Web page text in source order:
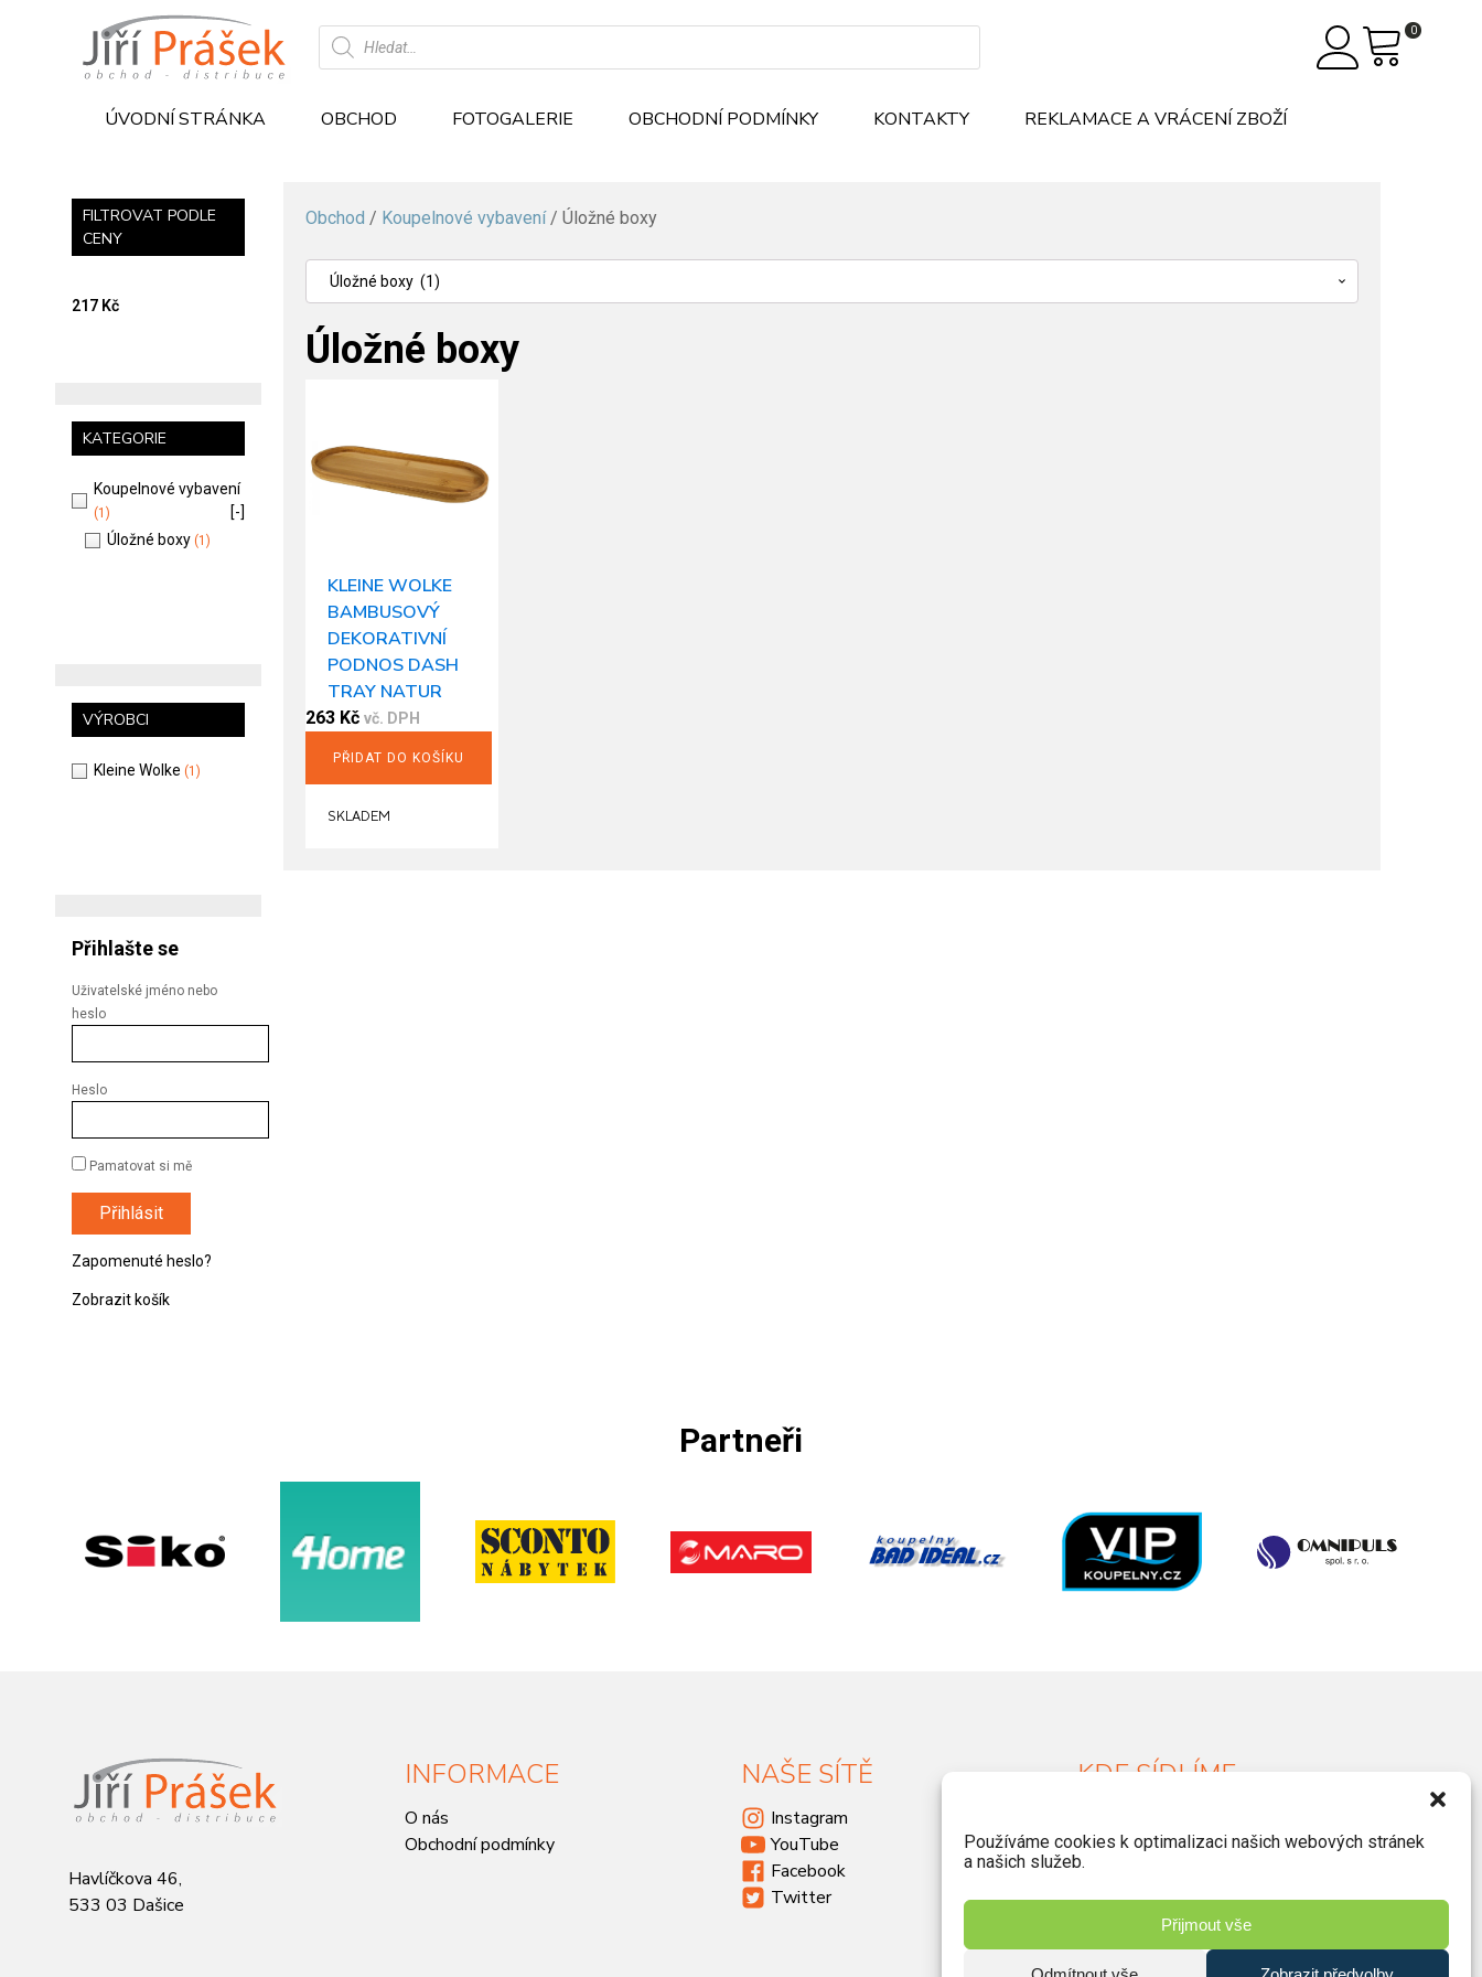
Používáme cookies k optimalizaci našich webových stránek
a našich služeb.
Přijmout vše
Products
search
0
ÚVODNÍ STRÁNKA OBCHOD FOTOGALERIE OBCHODNÍ PODMÍNKY KONTAKTY REKLAMACE A VRÁCENÍ ZBOŽÍ
FILTROVAT PODLE
CENY
217 Kč
KATEGORIE
Koupelnové vybavení
(1)
[-]
Úložné boxy (1)
VÝROBCI
Kleine Wolke (1)
Přihlašte se
Uživatelské jméno nebo
heslo
Heslo
Pamatovat si mě
Zapomenuté heslo?
Zobrazit košík
Obchod / Koupelnové vybavení/ Úložné boxy
Úložné boxy (1)
Úložné boxy
KLEINE WOLKE
BAMBUSOVÝ
DEKORATIVNÍ
PODNOS DASH
TRAY NATUR
263 Kč vč. DPH
PŘIDAT DO KOŠÍKU
SKLADEM
Partneři
Havlíčkova 46,
533 03 Dašice
INFORMACE
O nás
Obchodní podmínky
NAŠE SÍTĚ
Instagram
YouTube
Facebook
Twitter
KDE SÍDLÍME
+420 466 951 103